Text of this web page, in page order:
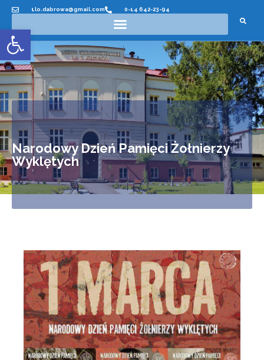
Otwórz pasek narzędzi
1lo.dabrowa@gmail.com 0-14 642-23-94
Narodowy Dzień Pamięci Żołnierzy
Wyklętych